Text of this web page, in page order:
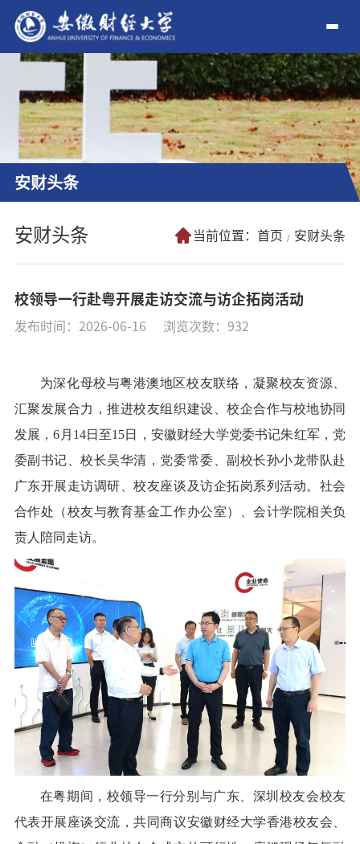
安财头条
安财头条 当前位置： 首页 安财头条
校领导一行赴粤开展走访交流与访企拓岗活动
发布时间：2026-06-16 浏览次数： 932
为深化母校与粤港澳地区校友联络，凝聚校友资源、
汇聚发展合力，推进校友组织建设、校企合作与校地协同
发展，6月14日至15日，安徽财经大学党委书记朱红军，党
委副书记、校长吴华清，党委常委、副校长孙小龙带队赴
广东开展走访调研、校友座谈及访企拓岗系列活动。社会
合作处（校友与教育基金工作办公室）、会计学院相关负
责人陪同走访。
在粤期间，校领导一行分别与广东、深圳校友会校友
代表开展座谈交流，共同商议安徽财经大学香港校友会、